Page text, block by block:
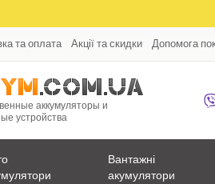
та оплата Акції та скидки Допомога
аккумуляторы и
устройства
Вантажні
акумулятори